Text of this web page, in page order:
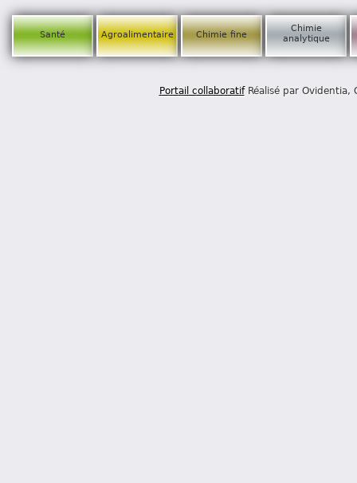
Santé Agroalimentaire Chimie fine
Chimie
analytique
Portail collaboratifRéalisé par Ovidentia,